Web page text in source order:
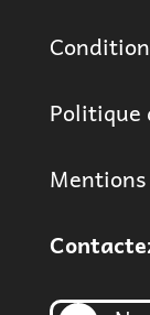
Politique